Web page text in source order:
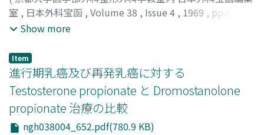
室 , 日本外科宝函 , Volume 38 , Issue 4 , 1969 , pp.646-
651)
立道, 清
TSUSHIMI, KUREO;SUGITANI, AKIRA; MIKI, SIGEHITO
TATEMICHI, KIYOSHI;MORI, ATUSHI HIKASA, YORINORI
Show more
Item
進行期乳癌及び再発乳癌に対する
Testosterone propionate と Dromostanolone
propionate 治療の比較
ngh038004_652.pdf(780.9 KB)